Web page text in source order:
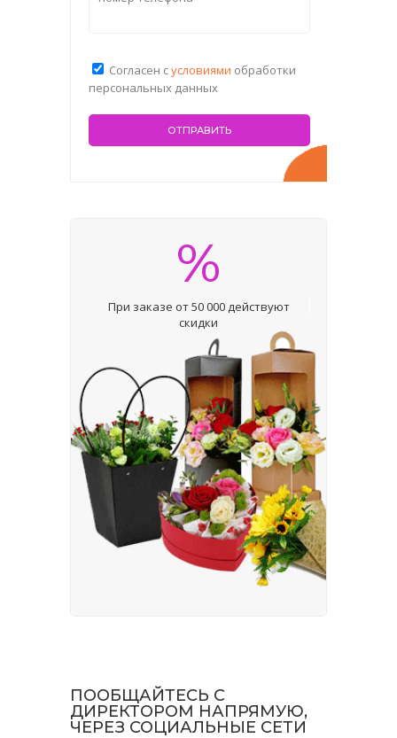
Согласен сусловиями обработки
персональных данных
%
При заказе от 50 000 действуют
скидки
ПООБЩАЙТЕСЬ С
ДИРЕКТОРОМ НАПРЯМУЮ,
ЧЕРЕЗ СОЦИАЛЬНЫЕ СЕТИ